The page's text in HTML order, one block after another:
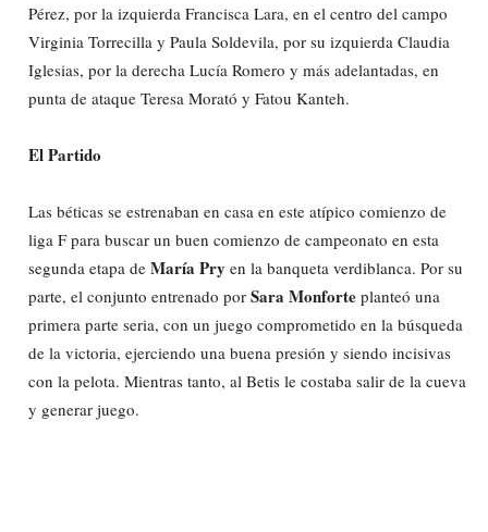
Pérez, por la izquierda Francisca Lara, en el centro del campo
Virginia Torrecilla y Paula Soldevila, por su izquierda Claudia
Iglesias, por la derecha Lucía Romero y más adelantadas, en
punta de ataque Teresa Morató y Fatou Kanteh.
El Partido
Las béticas se estrenaban en casa en este atípico comienzo de
liga F para buscar un buen comienzo de campeonato en esta
segunda etapa de María Pry en la banqueta verdiblanca. Por su
parte, el conjunto entrenado por Sara Monforte planteó una
primera parte seria, con un juego comprometido en la búsqueda
de la victoria, ejerciendo una buena presión y siendo incisivas
con la pelota. Mientras tanto, al Betis le costaba salir de la cueva
y generar juego.